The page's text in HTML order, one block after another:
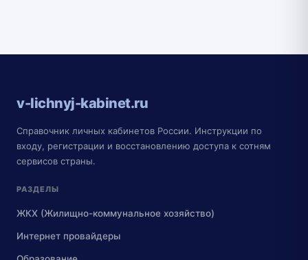
v-lichnyj-kabinet.ru
Справочник личных кабинетов России. Инструкции по
входу, регистрации и восстановлению доступа к сотням
сервисов страны.
РАЗДЕЛЫ
ЖКХ (Жилищно-коммунальное хозяйство)
Интернет провайдеры